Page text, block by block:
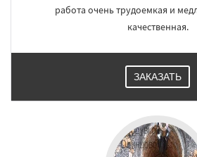
работа очень трудоемкая и
качественная.
ЗАКАЗАТЬ